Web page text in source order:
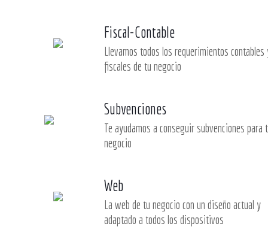
Fiscal-Contable
Llevamos todos los requerimientos contables
fiscales de tu negocio
Subvenciones
Te ayudamos a conseguir subvenciones para
negocio
Web
La web de tu negocio con un diseño actual y
adaptado a todos los dispositivos